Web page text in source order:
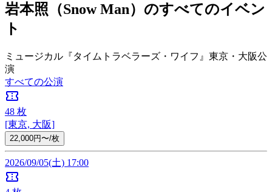
岩本照（Snow Man）のすべてのイベン
ト
ミュージカル『タイムトラベラーズ・ワイフ』東京・大阪公
演
すべての公演
confirmation_number
48 枚
[東京, 大阪]
22,000円〜/枚
2026/09/05(土) 17:00
confirmation_number